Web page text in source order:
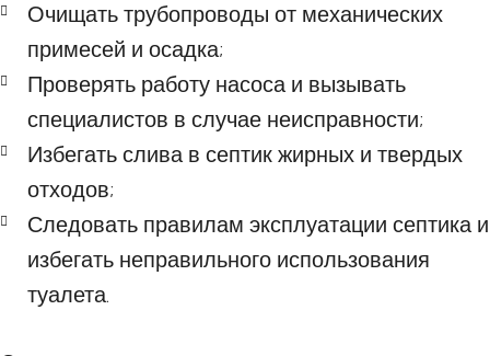
Очищать трубопроводы от механических
примесей и осадка;
Проверять работу насоса и вызывать
специалистов в случае неисправности;
Избегать слива в септик жирных и твердых
отходов;
Следовать правилам эксплуатации септика и
избегать неправильного использования
туалета.